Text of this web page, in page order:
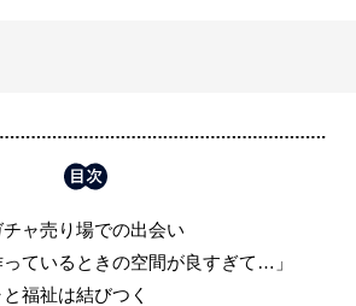
ャ売り場での出会い
っているときの空間が良すぎて…」
福祉は結びつく